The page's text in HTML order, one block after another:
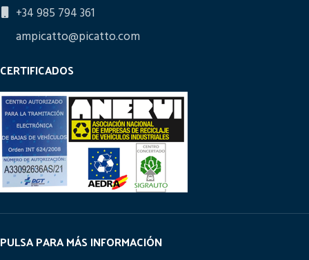
+34 985 794 361
ampicatto@picatto.com
CERTIFICADOS
PULSA PARA MÁS INFORMACIÓN